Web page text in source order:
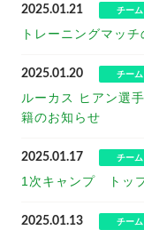
2025.01.21 チーム
トレーニングマッ
2025.01.20 チーム
ルーカス ヒアン選
籍のお知らせ
2025.01.17 チーム
1次キャンプ トッ
2025.01.13 チーム